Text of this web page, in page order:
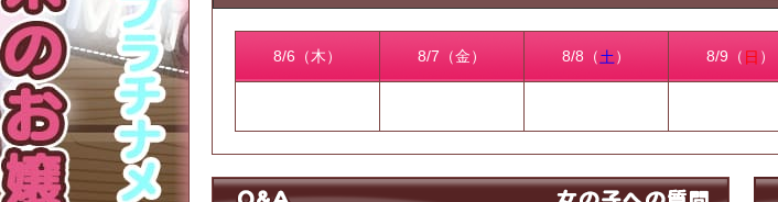
8/6（木） 8/7（金） 8/8（土） 8/9（ 日 ）